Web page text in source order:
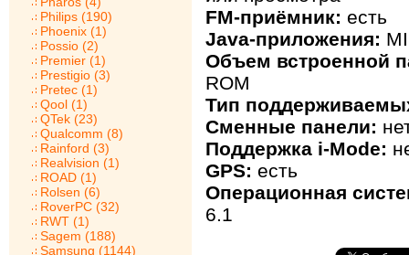
Philips (190)
Phoenix (1)
Possio (2)
Premier (1)
Prestigio (3)
Pretec (1)
Qool (1)
QTek (23)
Qualcomm (8)
Rainford (3)
Realvision (1)
ROAD (1)
Rolsen (6)
RoverPC (32)
RWT (1)
Sagem (188)
Samsung (1144)
FM-приёмник: есть
Java-приложения:
Объем встроенной
ROM
Тип
Сменные панели:
Поддержка i-Mode:
GPS: есть
Операционная
6.1